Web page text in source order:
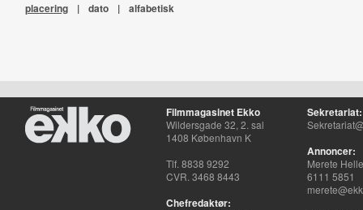
placering | dato | alfabetisk
Filmmagasinet Ekko
Wildersgade 32, 2. sal
1408 København K
Tlf. 8838 9292
CVR. 3468 8443
Chefredaktør:
Sekretariat:
Annoncer:
Merete
6111 5851